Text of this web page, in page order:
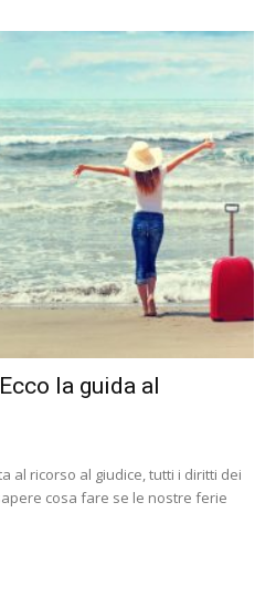
la guida al
al ricorso al giudice, tutti i diritti dei
cosa fare se le nostre ferie